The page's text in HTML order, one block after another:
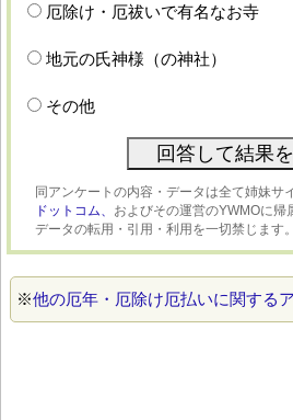
厄除け・厄祓いで有名なお寺
地元の氏神様（の神社）
その他
同アンケートの内容・データは全て姉妹サ
ドットコム、 およびその運営のYWMOに帰
データの転用・引用・利用を一切禁じます。
※他の厄年・厄除け厄払いに関する